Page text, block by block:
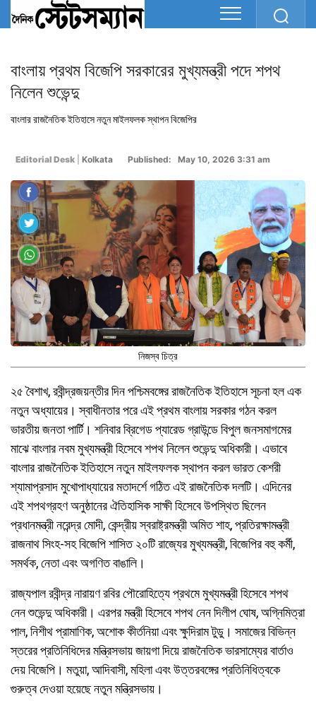
বাংলায় প্রথম বিজেপি সরকারের মুখ্যমন্ত্রী পদে শপথ
নিলেন শুভেন্দু
বাংলার রাজনৈতিক ইতিহাসে নতুন মাইলফলক স্থাপন বিজেপির
Editorial Desk Kolkata Published: May 10, 2026 3:31 am
নিজস্ব চিত্র
২৫ বৈশাখ, রবীন্দ্রজয়ন্তীর দিন পশ্চিমবঙ্গের রাজনৈতিক ইতিহাসে সূচনা হল এক
নতুন অধ্যায়ের। স্বাধীনতার পরে এই প্রথম বাংলায় সরকার গঠন করল
ভারতীয় জনতা পার্টি। শনিবার ব্রিগেড প্যারেড গ্রাউন্ডে বিপুল জনসমাগমের
মাঝে বাংলার নবম মুখ্যমন্ত্রী হিসেবে শপথ নিলেন শুভেন্দু অধিকারী। এভাবে
বাংলার রাজনৈতিক ইতিহাসে নতুন মাইলফলক স্থাপন করল ভারত কেশরী
শ্যামাপ্রসাদ মুখোপাধ্যায়ের মতাদর্শে গঠিত এই রাজনৈতিক দলটি। এদিনের
এই শপথগ্রহণ অনুষ্ঠানের ঐতিহাসিক সাক্ষী হিসেবে উপস্থিত ছিলেন
প্রধানমন্ত্রী নরেন্দ্র মোদী, কেন্দ্রীয় স্বরাষ্ট্রমন্ত্রী অমিত শাহ, প্রতিরক্ষামন্ত্রী
রাজনাথ সিংহ-সহ বিজেপি শাসিত ২০টি রাজ্যের মুখ্যমন্ত্রী, বিজেপির বহু কর্মী,
সমর্থক, নেতা এবং অগণিত বাঙালি।
রাজ্যপাল রবীন্দ্র নারায়ণ রবির পৌরোহিত্যে প্রথমে মুখ্যমন্ত্রী হিসেবে শপথ
নেন শুভেন্দু অধিকারী। এরপর মন্ত্রী হিসেবে শপথ নেন দিলীপ ঘোষ, অগ্নিমিত্রা
পাল, নিশীথ প্রামাণিক, অশোক কীর্তনিয়া এবং ক্ষুদিরাম টুডু। সমাজের বিভিন্ন
স্তরের প্রতিনিধিদের মন্ত্রিসভায় জায়গা দিয়ে রাজনৈতিক ভারসাম্যের বার্তাও
দেয় বিজেপি। মতুয়া, আদিবাসী, মহিলা এবং উত্তরবঙ্গের প্রতিনিধিত্বকে
গুরুত্ব দেওয়া হয়েছে নতুন মন্ত্রিসভায়।